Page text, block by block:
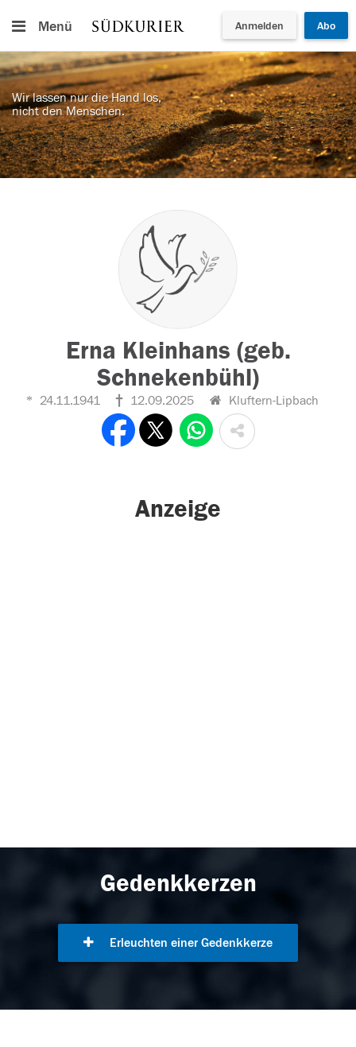
Menü Anmelden Abo
Wir lassen nur die Hand los,
nicht den Menschen.
Erna Kleinhans (geb.
Schnekenbühl)
24.11.1941 12.09.2025 Kluftern-Lipbach
Anzeige
Gedenkkerzen
Erleuchten einer Gedenkkerze